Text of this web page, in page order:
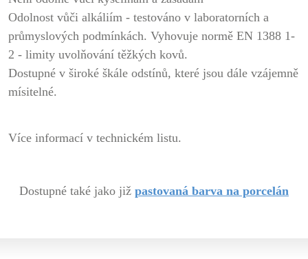
Odolnost vůči alkáliím - testováno v laboratorních a
průmyslových podmínkách. Vyhovuje normě EN 1388 1-
2 - limity uvolňování těžkých kovů.
Dostupné v široké škále odstínů, které jsou dále vzájemně
mísitelné.
Více informací v technickém listu.
Dostupné také jako již pastovaná barva na porcelán